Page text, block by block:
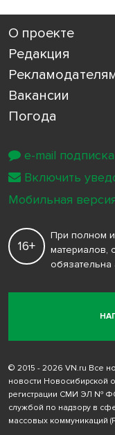
О проекте
Редакция
Вакансии
Погода
16+
При полном
материалов,
обязательна
© 2015 - 2026 VN.ru Все
новости Новосибирской
регистрации СМИ ЭЛ №
службой по надзору в
массовых коммуникаций
e-mail
Включить
Мобильная